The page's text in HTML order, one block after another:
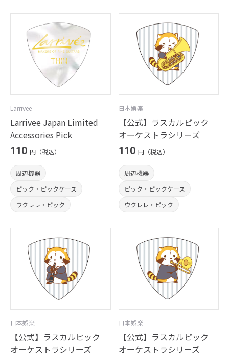
Larrivee
Larrivee Japan Limited
Accessories Pick
110 円（税込）
周辺機器
ピック・ピックケース
ウクレレ・ピック
日本娯楽
【公式】ラスカルピック
オーケストラシリーズ
110 円（税込）
周辺機器
ピック・ピックケース
ウクレレ・ピック
日本娯楽
【公式】ラスカルピック
オーケストラシリーズ
日本娯楽
【公式】ラスカルピック
オーケストラシリーズ